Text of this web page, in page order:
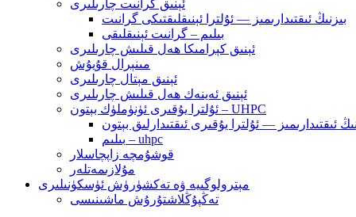
ئېنىق گرانىت چارىلىرى
بىزنىڭ ئىقتىدارىمىز — ئۇلترا ئېنىقلىقتىكى گرانىت
بىلىم – گرانىت ئېنىقلىقى
ئېنىق كېرامىكا ھەل قىلىش چارىلىرى
مىنېرال قۇيۇش
ئېنىق مېتال چارىلىرى
ئېنىق ئەينەك ھەل قىلىش چارىلىرى
ئۇلترا يۇقىرى ئۈنۈملۈك بېتون – UHPC
بىلىم – uhpc
قوشۇمچە زاپچاسلار
مۇلازىمەتلەر
مېترولوگىيە ۋە تەكشۈرۈش ئۈسكۈنىلىرى
تەڭپۇڭلاشتۇرۇش ماشىنىسى